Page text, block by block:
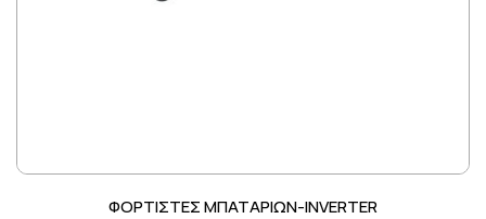
ΦΟΡΤΙΣΤΕΣ ΜΠΑΤΑΡΙΩΝ-INVERTER